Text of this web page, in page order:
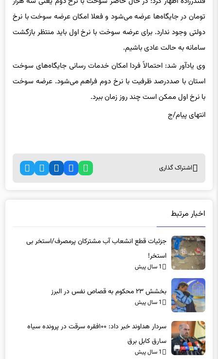
تومان در جایگاه‌ها عرضه می‌شود و فعلا امکان عرضه سوخت با نرخ
دولتی وجود ندارد. برای عرضه سوخت با نرخ اول باید منتظر بازگشت
سامانه به حالت عادی باشیم.
وی یادآور شد: احتمالاً فردا امکان خدمات رسانی جایگاه‌های سوخت
استان با صددرصد ظرفیت با نرخ دوم فراهم می‌شود. عرضه سوخت
با نرخ اول ممکن است چند روز زمان ببرد.
انتهای پیام/ج
اشتراک گذاری
اخبار مرتبط
جزئیات قطع انشعاب آب مشترکان پرمصرف/استخر بی
استخر!
1 سال پیش
بخشش ۲۳ محکوم به قصاص نفس در البرز
1 سال پیش
سردار هداوند خبر داد: ۱۰۰فقره سرقت در پرونده سیاه
سارق کابل برق
1 سال پیش